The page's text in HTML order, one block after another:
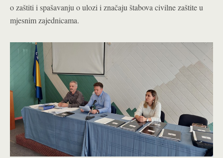
o zaštiti i spašavanju o ulozi i značaju štabova civilne zaštite u
mjesnim zajednicama.